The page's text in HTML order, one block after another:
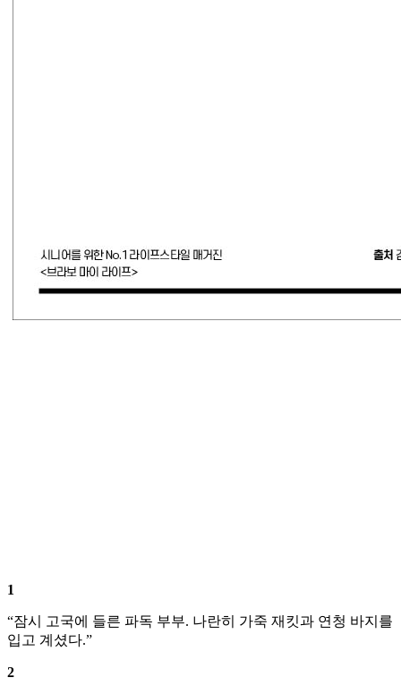
1
“잠시 고국에 들른 파독 부부. 나란히 가죽 재킷과 연청 바지를
입고 계셨다.”
2